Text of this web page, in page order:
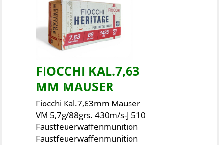
FIOCCHI KAL.7,63
MM MAUSER
Fiocchi Kal.7,63mm Mauser
VM 5,7g/88grs. 430m/s-J 510
Faustfeuerwaffenmunition
Faustfeuerwaffenmunition